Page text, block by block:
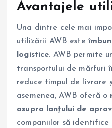
Avantajele
Una dintre cele mai
utilizării AWB este
logistice. AWB permite
transportului de mărfuri
reduce timpul de livrare
asemenea, AWB oferă o
asupra lanțului de
companiilor să identifice